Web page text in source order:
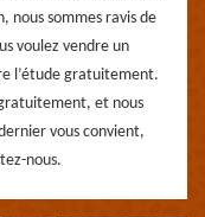
nous sommes ravis de
voulez vendre un
l’étude gratuitement.
et nous
vous convient,
nous.